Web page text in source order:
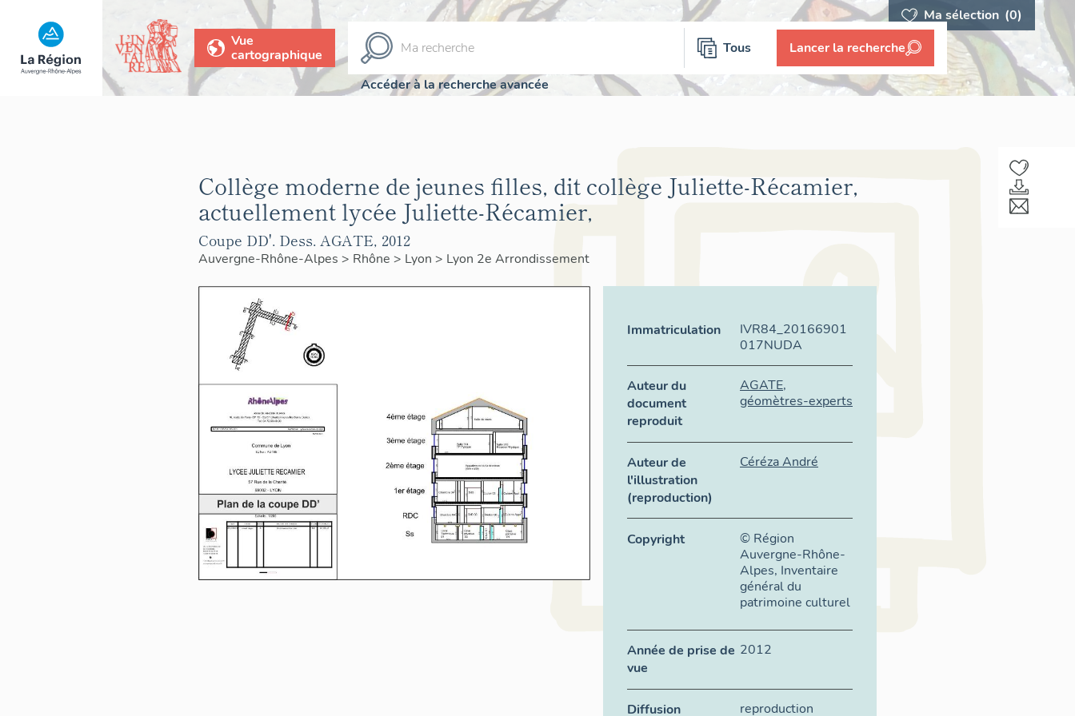
Ma sélection (0)
Vue
cartographique
Tous Lancer la recherche
Accéder à la recherche avancée
Collège moderne de jeunes filles, dit collège Juliette-Récamier,
actuellement lycée Juliette-Récamier,
Coupe DD'. Dess. AGATE, 2012
Auvergne-Rhône-Alpes > Rhône > Lyon > Lyon 2e Arrondissement
Immatriculation
IVR84_20166901
017NUDA
Auteur du
document
reproduit
AGATE,
géomètres-experts
Auteur de
l'illustration
(reproduction)
Céréza André
Copyright
© Région
Auvergne-Rhône-
Alpes, Inventaire
général du
patrimoine culturel
Année de prise de
vue
2012
Diffusion
reproduction